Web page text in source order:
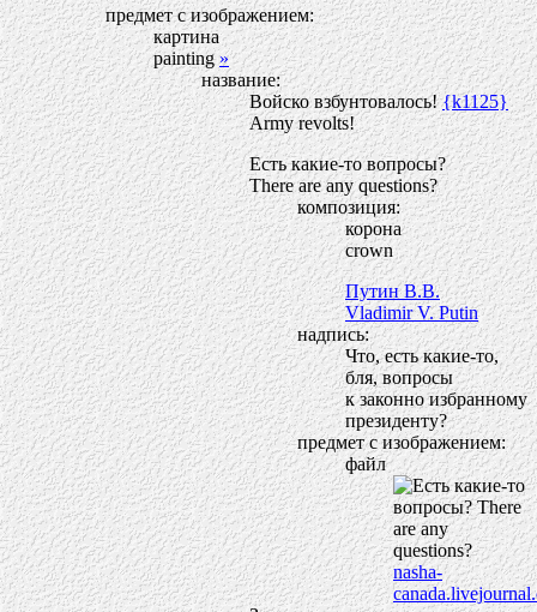
предмет с изображением:
картина
painting»
название:
Войско взбунтовалось!{k1125}
Army revolts!
Есть какие-то вопросы?
There are any questions?
композиция:
корона
crown
Путин В.В.
Vladimir V. Putin
надпись:
Что, есть какие-то,
бля, вопросы
к законно избранному
президенту?
предмет с изображением:
файл
nasha-